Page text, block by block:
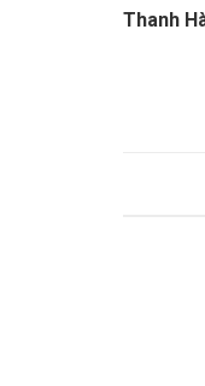
Thanh